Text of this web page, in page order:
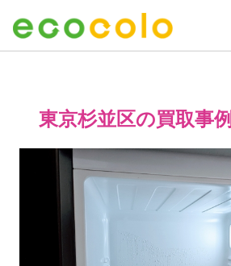
東京杉並区の買取事例